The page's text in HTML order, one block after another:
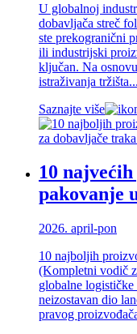
U globalnoj
dobavljača streč
ste prekogranični
ili industrijski
ključan. Na
istraživanja tržišta...
Saznajte više
10
pakovanje
2026. april-pon
10 najboljih
(Kompletni vodič
globalne
neizostavan dio
pravog